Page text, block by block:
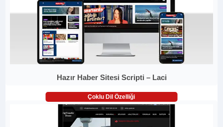
Hazır Haber Sitesi Scripti – Laci
Çoklu Dil Özelliği